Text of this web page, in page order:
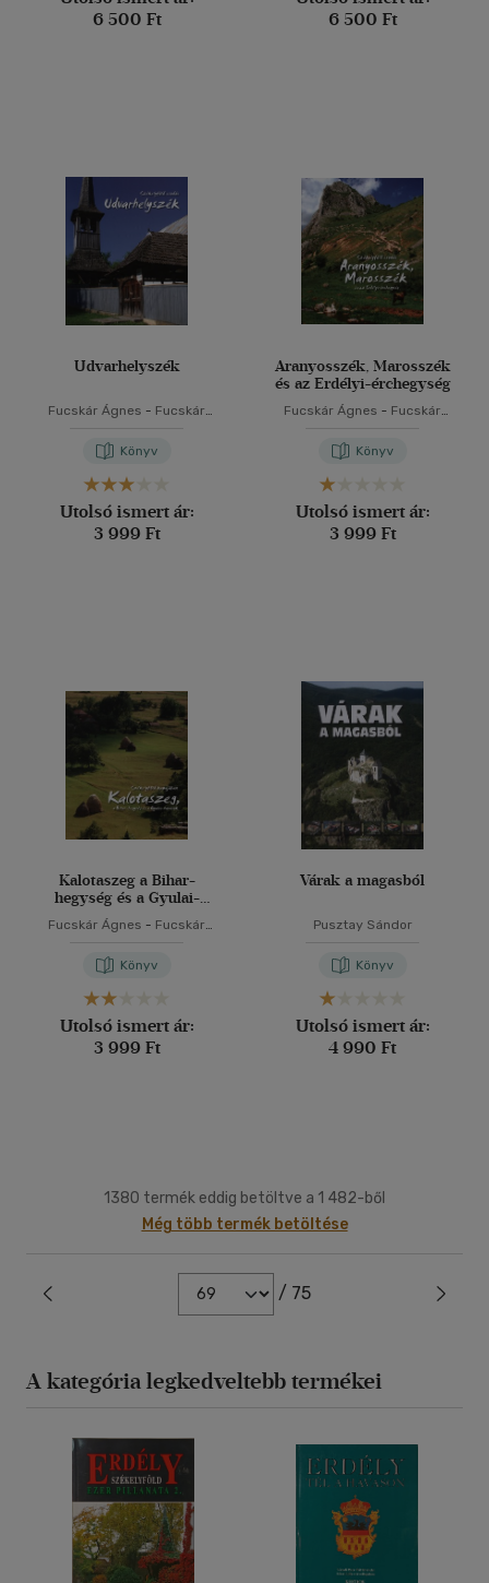
6 500 Ft
6 500 Ft
Udvarhelyszék
Fucskár Ágnes - Fucskár
Könyv
Utolsó ismert ár:
3 999 Ft
Aranyosszék, Marosszék
és az Erdélyi-érchegység
Fucskár Ágnes - Fucskár
Könyv
Utolsó ismert ár:
3 999 Ft
Kalotaszeg a Bihar-
hegység és a Gyulai-
havasok
Fucskár Ágnes - Fucskár
Könyv
Utolsó ismert ár:
3 999 Ft
Várak a magasból
Pusztay Sándor
Könyv
Utolsó ismert ár:
4 990 Ft
1380 termék eddig betöltve a 1 482-ből
Még több termék betöltése
/ 75
A kategória legkedveltebb termékei